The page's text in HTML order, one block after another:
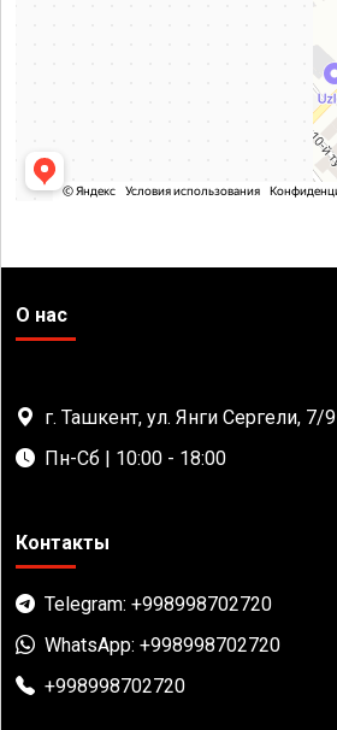
О нас
г. Ташкент, ул. Янги Сергели, 7/9
Пн-Сб | 10:00 - 18:00
Контакты
Telegram: +998998702720
WhatsApp: +998998702720
+998998702720